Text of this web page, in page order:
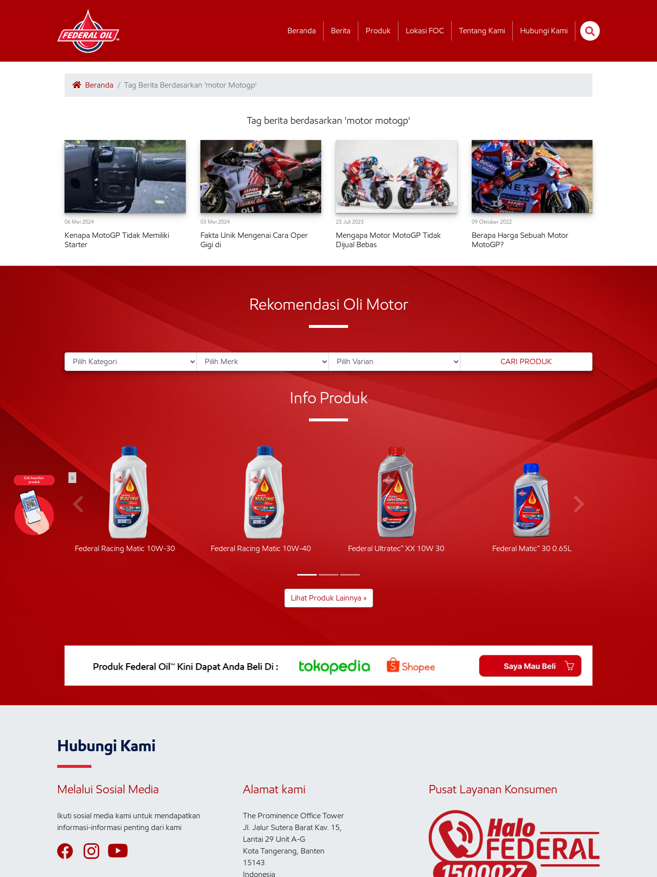
Beranda Berita Produk Lokasi FOC Tentang Kami Hubungi Kami
Beranda Tag Berita Berdasarkan 'motor Motogp'
Tag berita berdasarkan 'motor motogp'
06 Mei 2024
Kenapa MotoGP Tidak Memiliki
Starter
03 Mei 2024
Fakta Unik Mengenai Cara Oper
Gigi di
23 Juli 2023
Mengapa Motor MotoGP Tidak
Dijual Bebas
09 Oktober 2022
Berapa Harga Sebuah Motor
MotoGP?
Rekomendasi Oli Motor
Info Produk
Federal Racing Matic 10W-30 Federal Racing Matic 10W-40 Federal Ultratec™ XX 10W 30 Federal Matic™ 30 0.65L
Lihat Produk Lainnya »
Hubungi Kami
Melalui Sosial Media
Ikuti sosial media kami untuk mendapatkan
informasi-informasi penting dari kami
Alamat kami
The Prominence Office Tower
Jl. Jalur Sutera Barat Kav. 15,
Lantai 29 Unit A-G
Kota Tangerang, Banten
15143
Indonesia
Pusat Layanan Konsumen
x